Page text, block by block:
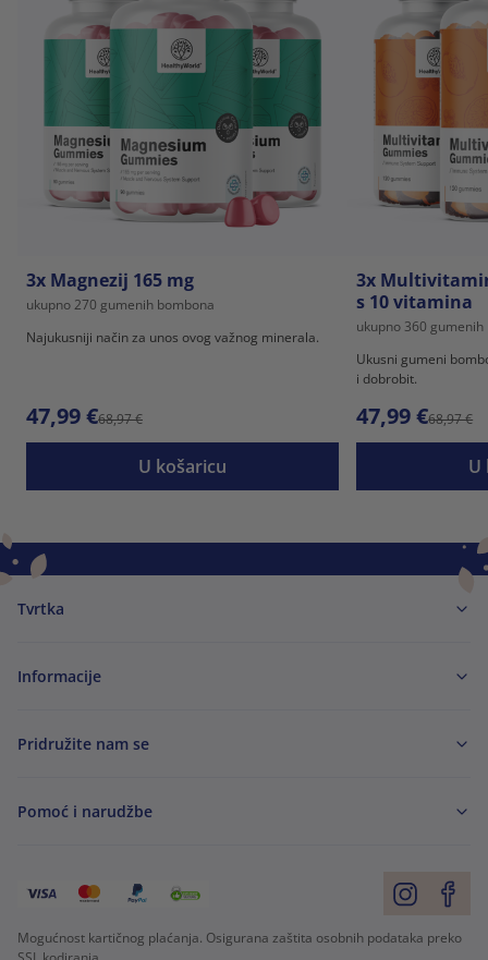
3x Magnezij 165 mg
ukupno 270 gumenih bombona
Najukusniji način za unos ovog važnog minerala.
47,99 €68,97 €
U košaricu
3x
s 10 vitamina
ukupno 360
Ukusni gumeni
i dobrobit.
47,99 €68,97 €
U
Tvrtka
Informacije
Pridružite nam se
Pomoć i narudžbe
Mogućnost kartičnog plaćanja. Osigurana zaštita osobnih podataka preko